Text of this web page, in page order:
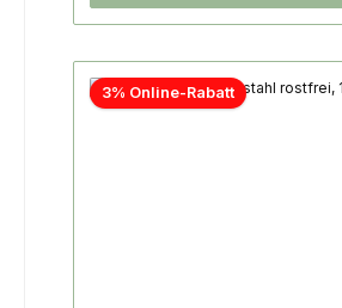
3% Online-Rabatt